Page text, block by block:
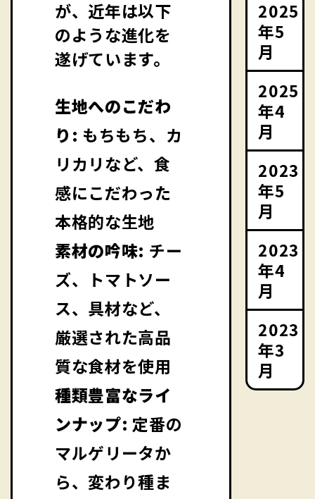
が、近年は以下
のような進化を
遂げています。
生地へのこだわ
り: もちもち、カ
リカリなど、食
感にこだわった
本格的な生地
素材の吟味: チー
ズ、トマトソー
ス、具材など、
厳選された高品
質な食材を使用
種類豊富なライ
ンナップ: 定番の
マルゲリータか
ら、変わり種ま
2025
年5
月
2025
年4
月
2023
年5
月
2023
年4
月
2023
年3
月